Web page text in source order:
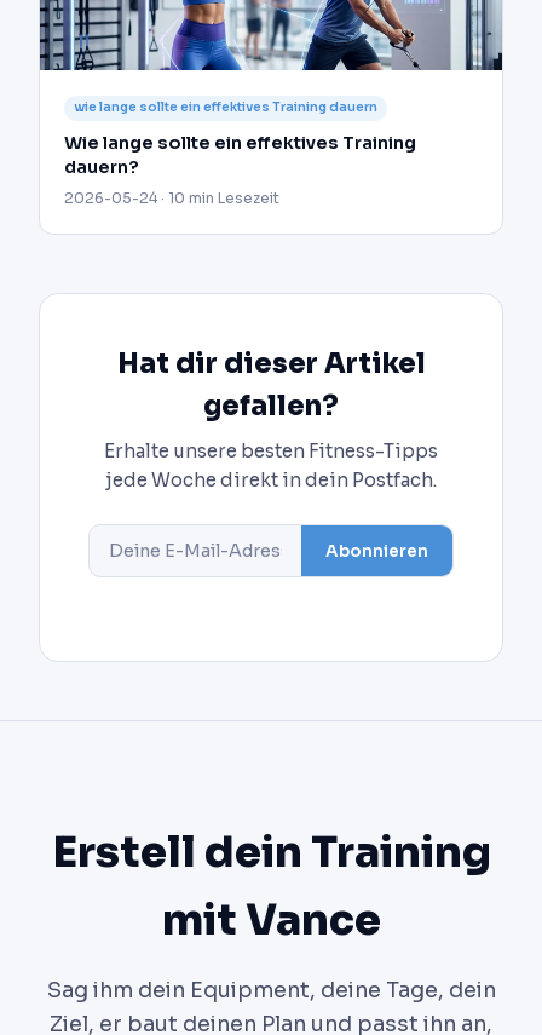
wie lange sollte ein effektives Training dauern
Wie lange sollte ein effektives Training
dauern?
2026-05-24 · 10 min Lesezeit
Hat dir dieser Artikel
gefallen?
Erhalte unsere besten Fitness-Tipps
jede Woche direkt in dein Postfach.
Abonnieren
Erstell dein Training
mit Vance
Sag ihm dein Equipment, deine Tage, dein
Ziel, er baut deinen Plan und passt ihn an,